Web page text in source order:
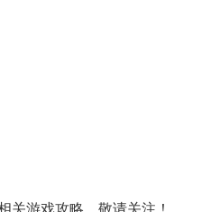
关游戏攻略，敬请关注！